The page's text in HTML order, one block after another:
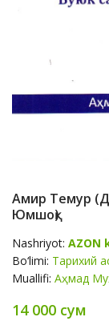
Амир Темур
Юмшоқ)
Nashriyot: AZON
Bo‘limi: Тарихий
Muallifi: Аҳмад
14 000 сум